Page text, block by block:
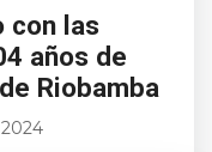
con las
años de
Riobamba